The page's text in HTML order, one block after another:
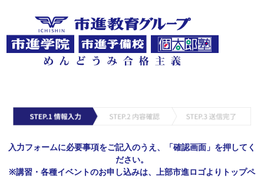
入力フォームに必要事項をご記入のうえ、「確認画面」を押してく
ださい。
※講習・各種イベントのお申し込みは、上部市進ロゴよりトップペ